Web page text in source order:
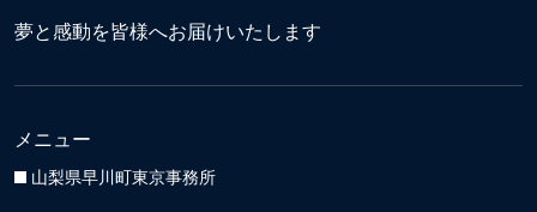
夢と感動を皆様へお届けいたします
メニュー
山梨県早川町東京事務所